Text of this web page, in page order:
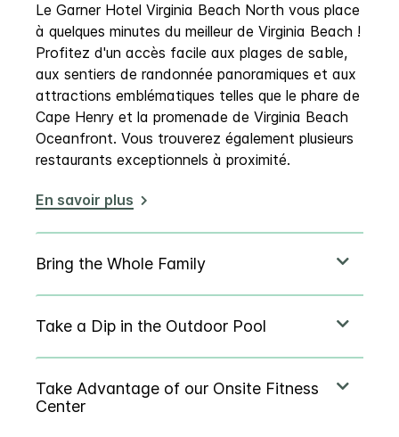
Le Garner Hotel Virginia Beach North vous place
à quelques minutes du meilleur de Virginia Beach !
Profitez d'un accès facile aux plages de sable,
aux sentiers de randonnée panoramiques et aux
attractions emblématiques telles que le phare de
Cape Henry et la promenade de Virginia Beach
Oceanfront. Vous trouverez également plusieurs
restaurants exceptionnels à proximité.
En savoir plus